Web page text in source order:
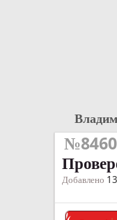
№8460
Добавлено